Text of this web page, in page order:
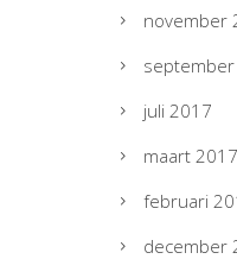
november
juli 2017
maart 2017
februari
december